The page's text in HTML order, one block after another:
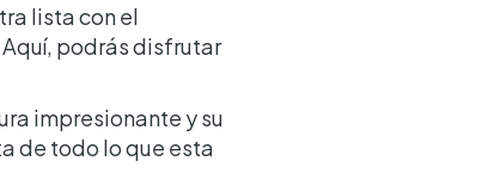
lista con el
podrás disfrutar
impresionante y su
de todo lo que esta